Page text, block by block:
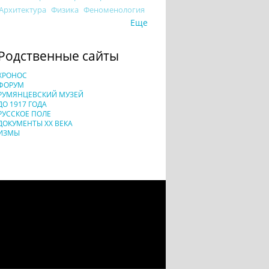
Физика Феноменология
Еще
сайты
МУЗЕЙ
1917 ГОДА
ПОЛЕ
XX ВЕКА